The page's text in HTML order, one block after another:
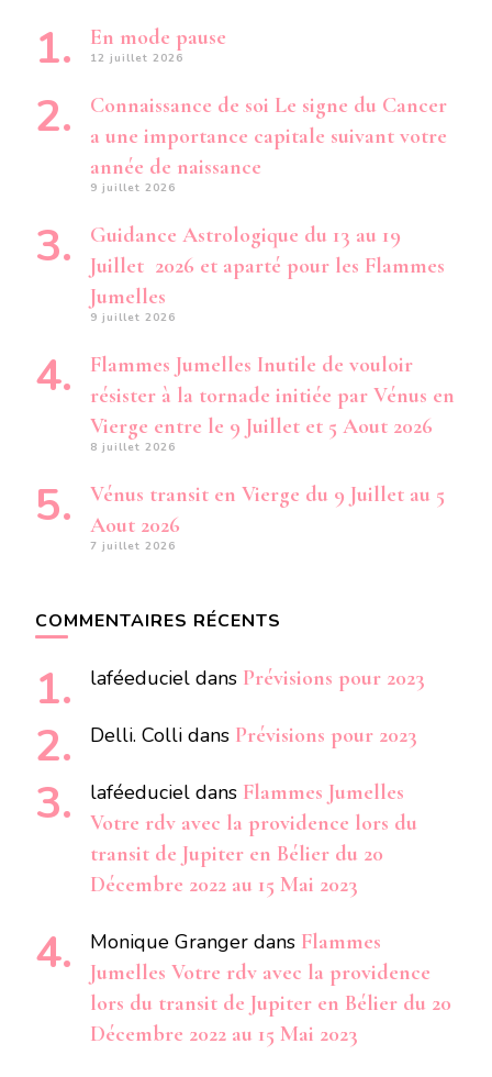
En mode pause
12 juillet 2026
Connaissance de soi Le signe du Cancer
a une importance capitale suivant votre
année de naissance
9 juillet 2026
Guidance Astrologique du 13 au 19
Juillet 2026 et aparté pour les Flammes
Jumelles
9 juillet 2026
Flammes Jumelles Inutile de vouloir
résister à la tornade initiée par Vénus en
Vierge entre le 9 Juillet et 5 Aout 2026
8 juillet 2026
Vénus transit en Vierge du 9 Juillet au 5
Aout 2026
7 juillet 2026
COMMENTAIRES RÉCENTS
laféeduciel dans Prévisions pour 2023
Delli. Colli dans Prévisions pour 2023
laféeduciel dans Flammes Jumelles
Votre rdv avec la providence lors du
transit de Jupiter en Bélier du 20
Décembre 2022 au 15 Mai 2023
Monique Granger dans Flammes
Jumelles Votre rdv avec la providence
lors du transit de Jupiter en Bélier du 20
Décembre 2022 au 15 Mai 2023